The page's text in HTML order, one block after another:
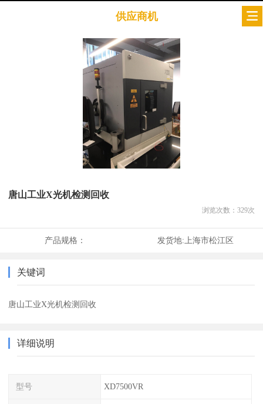
供应商机
唐山工业X光机检测回收
浏览次数： 329次
产品规格： 发货地:上海市松江区
关键词
唐山工业X光机检测回收
详细说明
型号 XD7500VR